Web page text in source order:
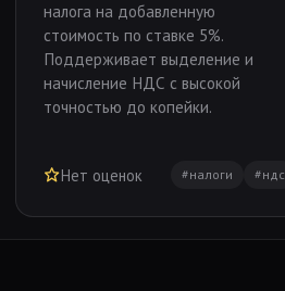
налога на добавленную
стоимость по ставке 5%.
Поддерживает выделение и
начисление НДС с высокой
точностью до копейки.
Нет оценок #налоги #ндс